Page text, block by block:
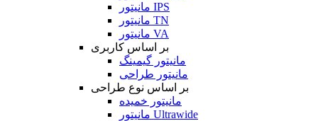
مانیتور IPS
مانیتور TN
مانیتور VA
بر اساس کاربری
مانیتور گیمینگ
مانیتور طراحی
بر اساس نوع طراحی
مانیتور خمیده
مانیتور Ultrawide